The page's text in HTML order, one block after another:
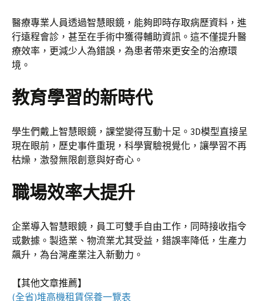
醫療專業人員透過智慧眼鏡，能夠即時存取病歷資料，進
行遠程會診，甚至在手術中獲得輔助資訊。這不僅提升醫
療效率，更減少人為錯誤，為患者帶來更安全的治療環
境。
教育學習的新時代
學生們戴上智慧眼鏡，課堂變得互動十足。3D模型直接呈
現在眼前，歷史事件重現，科學實驗視覺化，讓學習不再
枯燥，激發無限創意與好奇心。
職場效率大提升
企業導入智慧眼鏡，員工可雙手自由工作，同時接收指令
或數據。製造業、物流業尤其受益，錯誤率降低，生產力
飆升，為台灣產業注入新動力。
【其他文章推薦】
(全省)堆高機租賃保養一覽表